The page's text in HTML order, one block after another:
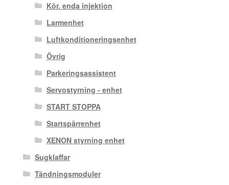
Kör. enda injektion
Larmenhet
Luftkonditioneringsenhet
Övrig
Parkeringsassistent
Servostyrning - enhet
START STOPPA
Startspärrenhet
XENON styrning enhet
Sugklaffar
Tändningsmoduler